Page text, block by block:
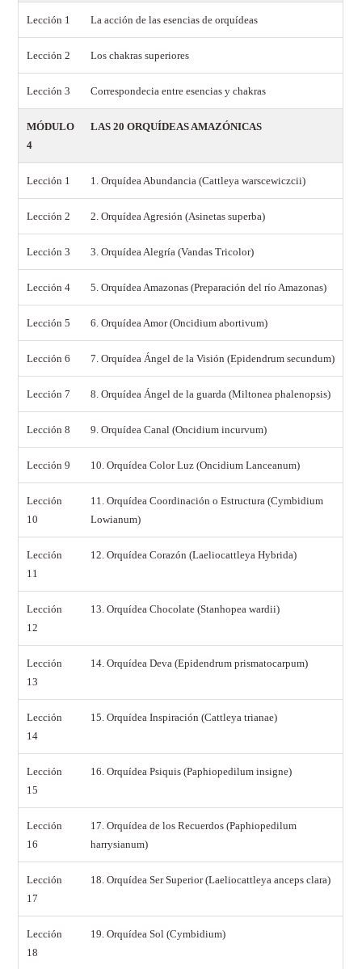
Lección 1 La acción de las esencias de orquídeas
Lección 2 Los chakras superiores
Lección 3 Correspondecia entre esencias y chakras
MÓDULO
4
LAS 20 ORQUÍDEAS AMAZÓNICAS
Lección 1 1. Orquídea Abundancia (Cattleya warscewiczcii)
Lección 2 2. Orquídea Agresión (Asinetas superba)
Lección 3 3. Orquídea Alegría (Vandas Tricolor)
Lección 4 5. Orquídea Amazonas (Preparación del río Amazonas)
Lección 5 6. Orquídea Amor (Oncidium abortivum)
Lección 6 7. Orquídea Ángel de la Visión (Epidendrum secundum)
Lección 7 8. Orquídea Ángel de la guarda (Miltonea phalenopsis)
Lección 8 9. Orquídea Canal (Oncidium incurvum)
Lección 9 10. Orquídea Color Luz (Oncidium Lanceanum)
Lección
10
11. Orquídea Coordinación o Estructura (Cymbidium
Lowianum)
Lección
11
12. Orquídea Corazón (Laeliocattleya Hybrida)
Lección
12
13. Orquídea Chocolate (Stanhopea wardii)
Lección
13
14. Orquídea Deva (Epidendrum prismatocarpum)
Lección
14
15. Orquídea Inspiración (Cattleya trianae)
Lección
15
16. Orquídea Psiquis (Paphiopedilum insigne)
Lección
16
17. Orquídea de los Recuerdos (Paphiopedilum
harrysianum)
Lección
17
18. Orquídea Ser Superior (Laeliocattleya anceps clara)
Lección
18
19. Orquídea Sol (Cymbidium)